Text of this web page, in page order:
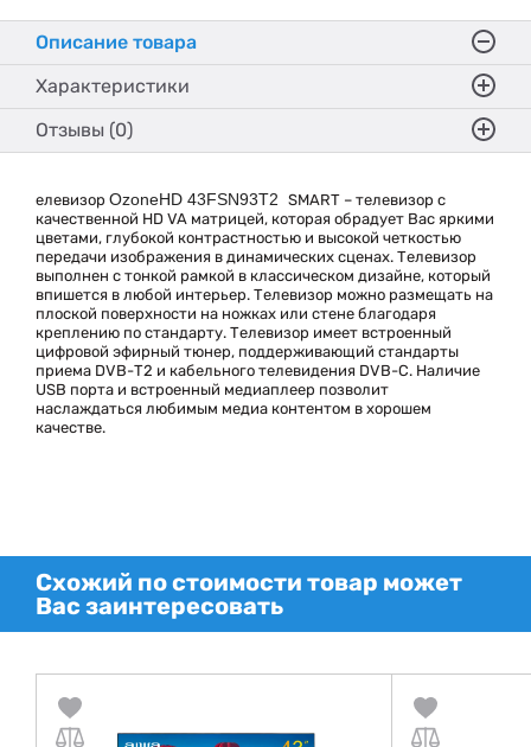
Описание товара
Характеристики
Отзывы (0)
елевизор OzoneHD 43FSN93T2 SMART – телевизор с
качественной HD VA матрицей, которая обрадует Вас яркими
цветами, глубокой контрастностью и высокой четкостью
передачи изображения в динамических сценах. Телевизор
выполнен с тонкой рамкой в классическом дизайне, который
впишется в любой интерьер. Телевизор можно размещать на
плоской поверхности на ножках или стене благодаря
креплению по стандарту. Телевизор имеет встроенный
цифровой эфирный тюнер, поддерживающий стандарты
приема DVB-Т2 и кабельного телевидения DVB-C. Наличие
USB порта и встроенный медиаплеер позволит
наслаждаться любимым медиа контентом в хорошем
качестве.
Схожий по стоимости товар может
Вас заинтересовать